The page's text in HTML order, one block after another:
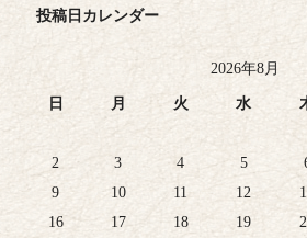
投稿日カレンダー
2026年8月
日 月 火 水
2
3 4 5
9
10 11 12
16
17 18 19